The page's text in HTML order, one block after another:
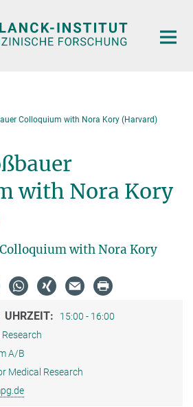
Colloquium with Nora Kory (Harvard)
with Nora Kory
with Nora Kory
UHRZEIT: 15:00 - 16:00
A/B
Medical Research